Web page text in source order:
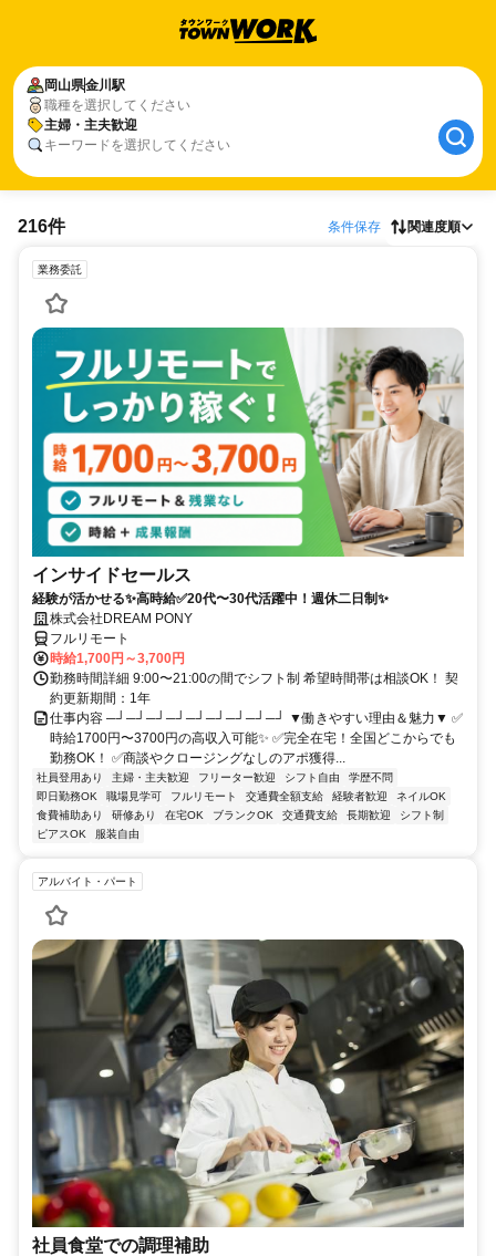
岡山県金川駅
職種を選択してください
主婦・主夫歓迎
キーワードを選択してください
216件 条件保存 関連度順
業務委託
インサイドセールス
経験が活かせる✨高時給✅20代〜30代活躍中！週休二日制✨
株式会社DREAM PONY
フルリモート
時給1,700円～3,700円
勤務時間詳細 9:00〜21:00の間でシフト制 希望時間帯は相談OK！ 契
約更新期間：1年
仕事内容 ─┘─┘─┘─┘─┘─┘─┘─┘─┘ ▼働きやすい理由＆魅力▼ ✅
時給1700円〜3700円の高収入可能✨ ✅完全在宅！全国どこからでも
勤務OK！ ✅商談やクロージングなしのアポ獲得...
社員登用あり 主婦・主夫歓迎 フリーター歓迎 シフト自由
学歴不問
即日勤務OK
職場見学可 フルリモート 交通費全額支給 経験者歓迎
ネイルOK
食費補助あり
研修あり 在宅OK ブランクOK 交通費支給 長期歓迎
シフト制
ピアスOK
服装自由
アルバイト・パート
社員食堂での調理補助